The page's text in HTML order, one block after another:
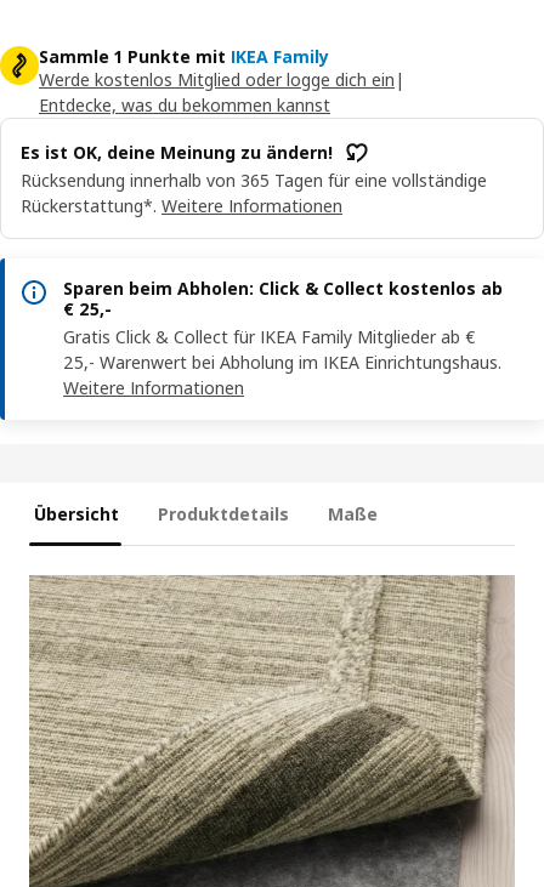
Sammle 1 Punkte mit IKEA Family
Werde kostenlos Mitglied oder logge dich ein |
Entdecke, was du bekommen kannst
Es ist OK, deine Meinung zu ändern!
Rücksendung innerhalb von 365 Tagen für eine vollständige
Rückerstattung*. Weitere Informationen
Sparen beim Abholen: Click & Collect kostenlos ab
€ 25,-
Gratis Click & Collect für IKEA Family Mitglieder ab €
25,- Warenwert bei Abholung im IKEA Einrichtungshaus.
Weitere Informationen
Übersicht Produktdetails Maße